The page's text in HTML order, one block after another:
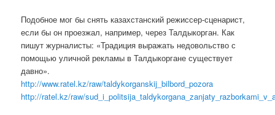
Подобное мог бы снять казахстанский режиссер-сценарист,
если бы он проезжал, например, через Талдыкорган. Как
пишут журналисты: «Традиция выражать недовольство с
помощью уличной рекламы в Талдыкоргане существует
давно».
http://www.ratel.kz/raw/taldykorganskij_bilbord_pozora
http://ratel.kz/raw/